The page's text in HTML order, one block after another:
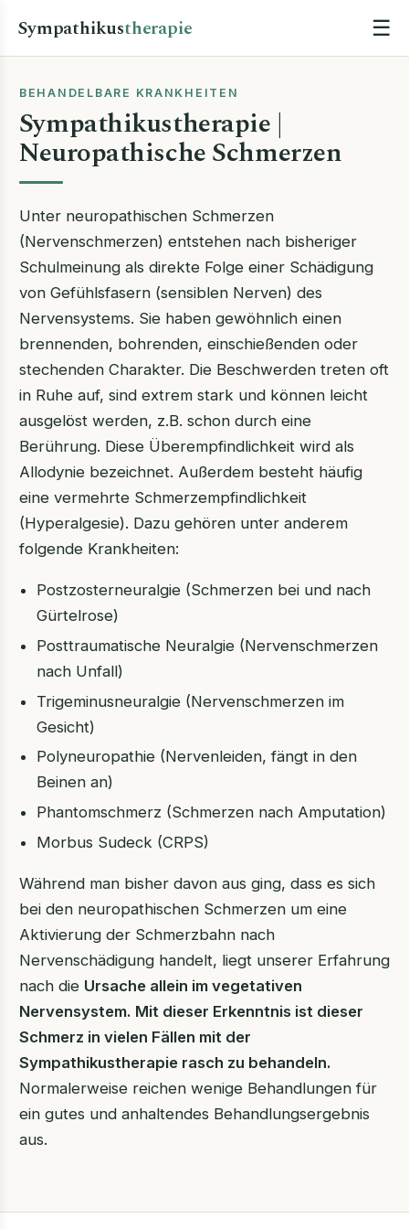
Sympathikustherapie ☰
BEHANDELBARE KRANKHEITEN
Sympathikustherapie |
Neuropathische Schmerzen
Unter neuropathischen Schmerzen
(Nervenschmerzen) entstehen nach bisheriger
Schulmeinung als direkte Folge einer Schädigung
von Gefühlsfasern (sensiblen Nerven) des
Nervensystems. Sie haben gewöhnlich einen
brennenden, bohrenden, einschießenden oder
stechenden Charakter. Die Beschwerden treten oft
in Ruhe auf, sind extrem stark und können leicht
ausgelöst werden, z.B. schon durch eine
Berührung. Diese Überempfindlichkeit wird als
Allodynie bezeichnet. Außerdem besteht häufig
eine vermehrte Schmerzempfindlichkeit
(Hyperalgesie). Dazu gehören unter anderem
folgende Krankheiten:
Postzosterneuralgie (Schmerzen bei und nach
Gürtelrose)
Posttraumatische Neuralgie (Nervenschmerzen
nach Unfall)
Trigeminusneuralgie (Nervenschmerzen im
Gesicht)
Polyneuropathie (Nervenleiden, fängt in den
Beinen an)
Phantomschmerz (Schmerzen nach Amputation)
Morbus Sudeck (CRPS)
Während man bisher davon aus ging, dass es sich
bei den neuropathischen Schmerzen um eine
Aktivierung der Schmerzbahn nach
Nervenschädigung handelt, liegt unserer Erfahrung
nach die Ursache allein im vegetativen
Nervensystem. Mit dieser Erkenntnis ist dieser
Schmerz in vielen Fällen mit der
Sympathikustherapie rasch zu behandeln.
Normalerweise reichen wenige Behandlungen für
ein gutes und anhaltendes Behandlungsergebnis
aus.